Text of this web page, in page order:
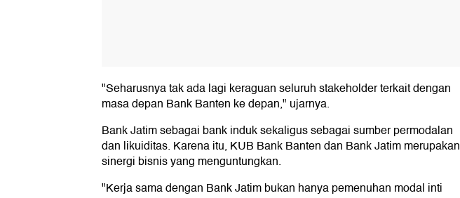
"Seharusnya tak ada lagi keraguan seluruh stakeholder terkait dengan
masa depan Bank Banten ke depan," ujarnya.
Bank Jatim sebagai bank induk sekaligus sebagai sumber permodalan
dan likuiditas. Karena itu, KUB Bank Banten dan Bank Jatim merupakan
sinergi bisnis yang menguntungkan.
"Kerja sama dengan Bank Jatim bukan hanya pemenuhan modal inti